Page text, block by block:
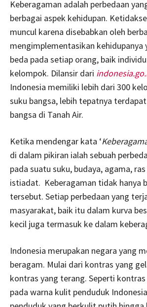
Keberagaman adalah perbedaan
berbagai aspek kehidupan.
muncul karena disebabkan oleh
mengimplementasikan kehidupanya
beda pada setiap orang, baik
kelompok. Dilansir dari
Indonesia memiliki lebih dari 300
suku bangsa, lebih tepatnya
bangsa di Tanah Air.
Ketika mendengar kata ‘
di dalam pikiran ialah sebuah
pada suatu suku, budaya, agama,
istiadat. Keberagaman tidak hanya
tersebut. Setiap perbedaan yang
masyarakat, baik itu dalam kurva
kecil juga termasuk ke dalam
Indonesia merupakan negara yang
beragam. Mulai dari kontras yang
kontras yang terang. Seperti
pada warna kulit penduduk